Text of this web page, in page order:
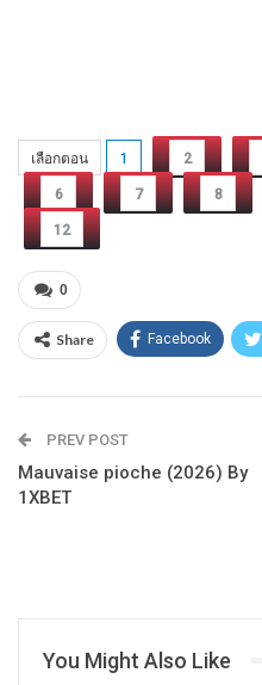
เลือกตอน 1 2
6 7 8
12
0
Share Facebook
PREV POST
Mauvaise pioche (2026) By
1XBET
You Might Also Like